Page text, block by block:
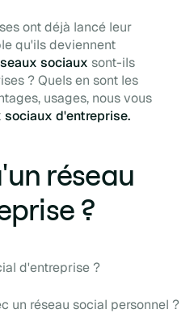
ont déjà lancé leur
qu'ils deviennent
sociaux sont-ils
? Quels en sont les
usages, nous vous
sociaux d'entreprise.
réseau
?
d'entreprise ?
un réseau social personnel ?